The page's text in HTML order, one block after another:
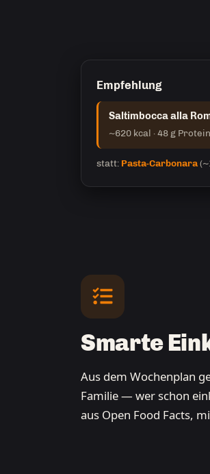
Empfehlung
Saltimbocca alla
~620 kcal · 48 g Protein
statt: Pasta-Carbonara
Smarte
Aus dem Wochenplan
Familie — wer schon
aus Open Food Facts,